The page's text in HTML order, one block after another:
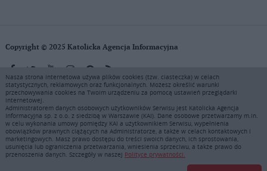
Copyright © 2025 Katolicka Agencja Informacyjna
KAI zastrzega wszelkie prawa do serwisu. Użytkownicy mogą pobierać
i drukować fragmenty zawartości serwisu internetowego www.ekai.pl
wyłącznie do użytku osobistego. Publikacja, rozpowszechnianie
zawartości niniejszego serwisu lub jej sprzedaż (także framing i in.
podobne metody), są bez uprzedniej pisemnej zgody KAI zabronione i
stanowią naruszenie ustaw o prawie autorskim, ochronie baz danych i
uczciwej konkurencji - będą ścigane przy pomocy wszelkich
dostępnych środków prawnych. Zapraszamy do prenumeraty serwisu
Nasza strona internetowa używa plików cookies (tzw. ciasteczka) w celach
statystycznych, reklamowych oraz funkcjonalnych. Możesz określić warunki
przechowywania cookies na Twoim urządzeniu za pomocą ustawień przeglądarki
internetowej.
Administratorem danych osobowych użytkowników Serwisu jest Katolicka Agencja
Informacyjna sp. z o.o. z siedzibą w Warszawie (KAI). Dane osobowe przetwarzamy m.in.
w celu wykonania umowy pomiędzy KAI a użytkownikiem Serwisu, wypełnienia
obowiązków prawnych ciążących na Administratorze, a także w celach kontaktowych i
marketingowych. Masz prawo dostępu do treści swoich danych, ich sprostowania,
usunięcia lub ograniczenia przetwarzania, wniesienia sprzeciwu, a także prawo do
przenoszenia danych. Szczegóły w naszej Polityce prywatności.